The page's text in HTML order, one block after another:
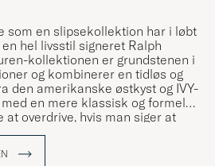
som en slipsekollektion har i løbt
hel livsstil signeret Ralph
kollektionen er grundstenen i
og kombinerer en tidløs og
den amerikanske østkyst og IVY-
en mere klassisk og formel
overdrive, hvis man siger at